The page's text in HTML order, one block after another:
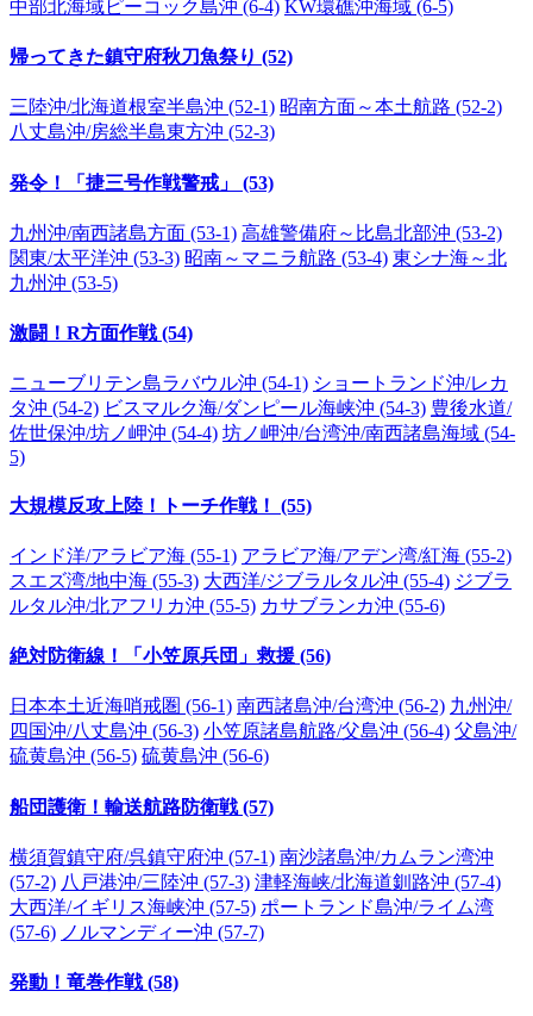
中部北海域ピーコック島沖 (6-4) KW環礁沖海域 (6-5)
帰ってきた鎮守府秋刀魚祭り (52)
三陸沖/北海道根室半島沖 (52-1) 昭南方面～本土航路 (52-2)
八丈島沖/房総半島東方沖 (52-3)
発令！「捷三号作戦警戒」 (53)
九州沖/南西諸島方面 (53-1) 高雄警備府～比島北部沖 (53-2)
関東/太平洋沖 (53-3) 昭南～マニラ航路 (53-4) 東シナ海～北
九州沖 (53-5)
激闘！R方面作戦 (54)
ニューブリテン島ラバウル沖 (54-1) ショートランド沖/レカ
タ沖 (54-2) ビスマルク海/ダンピール海峡沖 (54-3) 豊後水道/
佐世保沖/坊ノ岬沖 (54-4) 坊ノ岬沖/台湾沖/南西諸島海域 (54-
5)
大規模反攻上陸！トーチ作戦！ (55)
インド洋/アラビア海 (55-1) アラビア海/アデン湾/紅海 (55-2)
スエズ湾/地中海 (55-3) 大西洋/ジブラルタル沖 (55-4) ジブラ
ルタル沖/北アフリカ沖 (55-5) カサブランカ沖 (55-6)
絶対防衛線！「小笠原兵団」救援 (56)
日本本土近海哨戒圏 (56-1) 南西諸島沖/台湾沖 (56-2) 九州沖/
四国沖/八丈島沖 (56-3) 小笠原諸島航路/父島沖 (56-4) 父島沖/
硫黄島沖 (56-5) 硫黄島沖 (56-6)
船団護衛！輸送航路防衛戦 (57)
横須賀鎮守府/呉鎮守府沖 (57-1) 南沙諸島沖/カムラン湾沖
(57-2) 八戸港沖/三陸沖 (57-3) 津軽海峡/北海道釧路沖 (57-4)
大西洋/イギリス海峡沖 (57-5) ポートランド島沖/ライム湾
(57-6) ノルマンディー沖 (57-7)
発動！竜巻作戦 (58)